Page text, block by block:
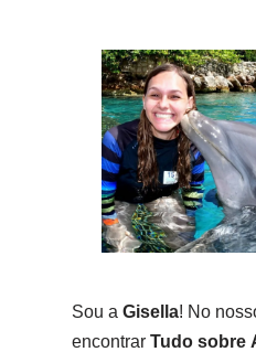
Sou a Gisella! No
encontrar Tudo sobre